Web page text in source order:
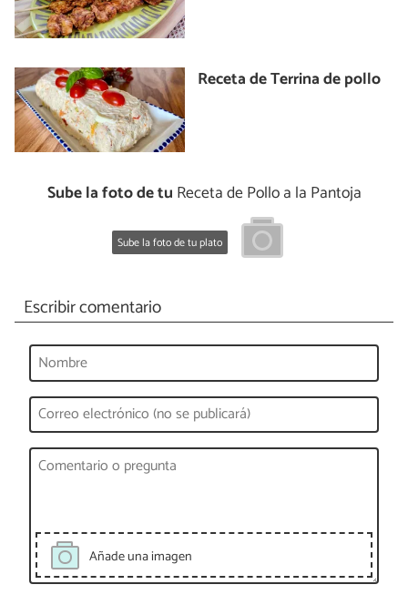
Receta de Terrina de pollo
Sube la foto de tu Receta de Pollo a la Pantoja
Sube la foto de tu plato
Escribir comentario
Añade una imagen